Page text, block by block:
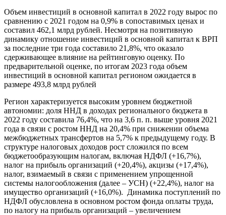
Объем инвестиций в основной капитал в 2022 году вырос по
сравнению с 2021 годом на 0,9% в сопоставимых ценах и
составил 462,1 млрд рублей. Несмотря на позитивную
динамику отношение инвестиций в основной капитал к ВРП
за последние три года составило 21,8%, что оказало
сдерживающее влияние на рейтинговую оценку. По
предварительной оценке, по итогам 2023 года объем
инвестиций в основной капитал регионом ожидается в
размере 493,8 млрд рублей
Регион характеризуется высоким уровнем бюджетной
автономии: доля ННД в доходах регионального бюджета в
2022 году составила 76,4%, что на 3,6 п. п. выше уровня 2021
года в связи с ростом ННД на 20,4% при снижении объема
межбюджетных трансфертов на 5,7% к предыдущему году. В
структуре налоговых доходов рост сложился по всем
бюджетообразующим налогам, включая НДФЛ (+16,7%),
налог на прибыль организаций (+20,4%), акцизы (+17,4%),
налог, взимаемый в связи с применением упрощенной
системы налогообложения (далее – УСН) (+22,4%), налог на
имущество организаций (+16,0%). Динамика поступлений по
НДФЛ обусловлена в основном ростом фонда оплаты труда,
по налогу на прибыль организаций – увеличением